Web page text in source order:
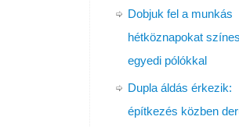
Dobjuk fel a munkás
hétköznapokat színes
egyedi pólókkal
Dupla áldás érkezik:
építkezés közben